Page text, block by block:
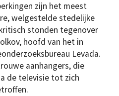
zijn het meest
welgestelde stedelijke
stonden tegenover
hoofd van het in
Levada.
aanhangers, die
de televisie tot zich